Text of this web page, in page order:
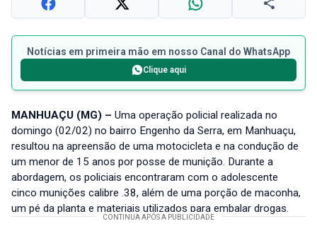
Notícias em primeira mão em nosso Canal do WhatsApp
Clique aqui
MANHUAÇU (MG) – Uma operação policial realizada no
domingo (02/02) no bairro Engenho da Serra, em Manhuaçu,
resultou na apreensão de uma motocicleta e na condução de
um menor de 15 anos por posse de munição. Durante a
abordagem, os policiais encontraram com o adolescente
cinco munições calibre .38, além de uma porção de maconha,
um pé da planta e materiais utilizados para embalar drogas.